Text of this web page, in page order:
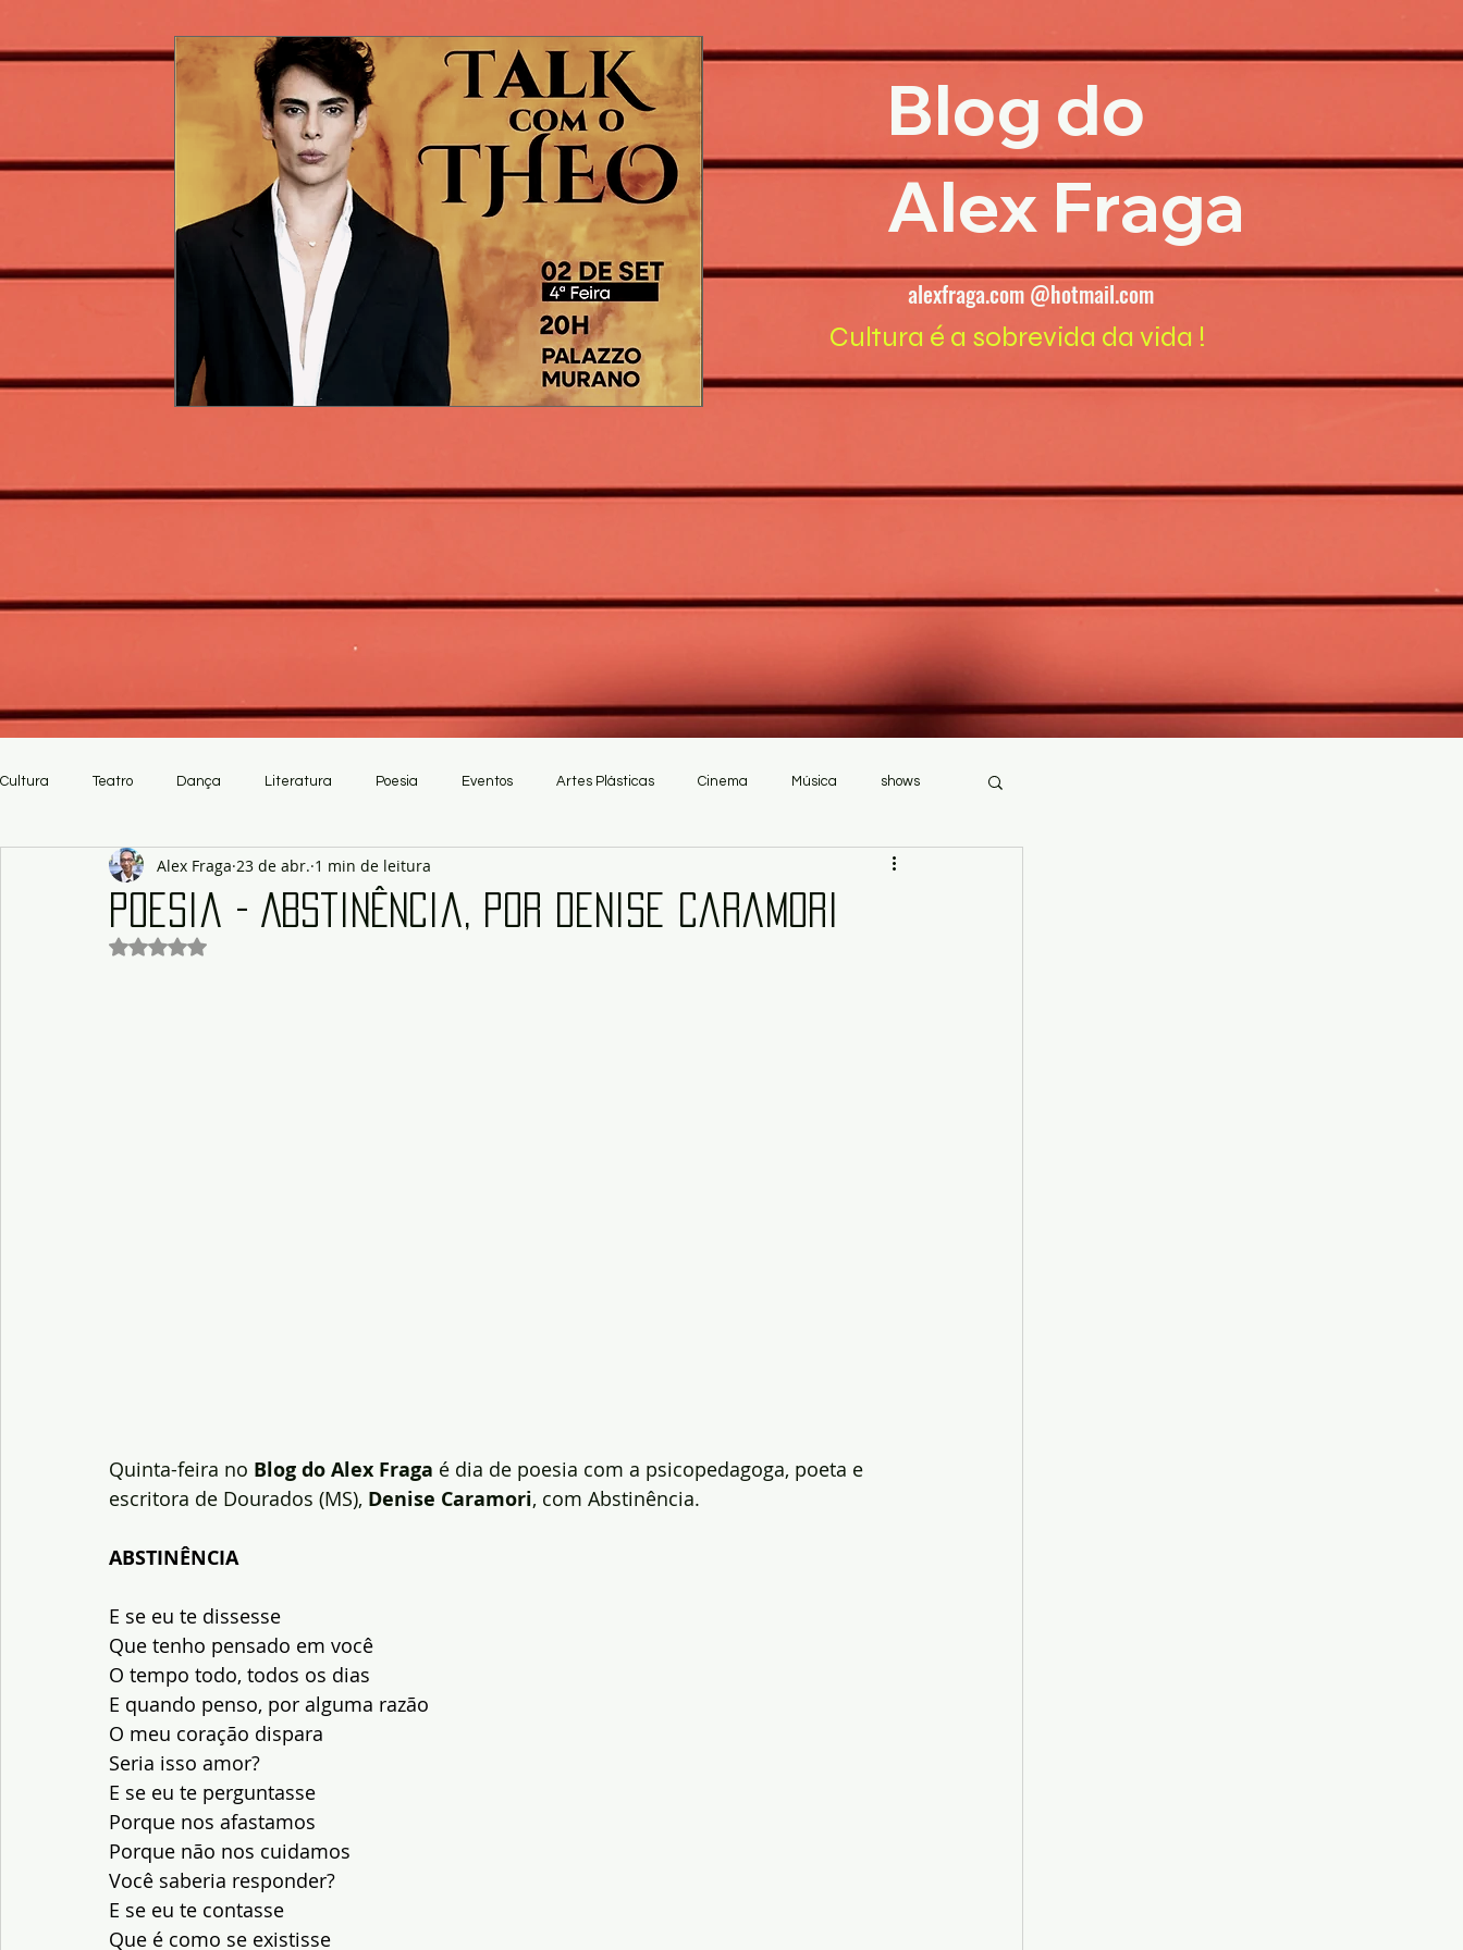
Blog do
Alex Fraga
alexfraga.com @hotmail.com
Cultura é a sobrevida da vida !
Cultura Teatro Dança Literatura Poesia Eventos Artes Plásticas Cinema Música shows
Artesanato
Poesia - Abstinência, por Denise Caramori
Alex Fraga 23 de abr. 1 min de leitura
Avaliado com NaN de 5 estrelas.
Quinta-feira no Blog do Alex Fraga é dia de poesia com a psicopedagoga, poeta e
escritora de Dourados (MS), Denise Caramori, com Abstinência.
ABSTINÊNCIA
E se eu te dissesse
Que tenho pensado em você
O tempo todo, todos os dias
E quando penso, por alguma razão
O meu coração dispara
Seria isso amor?
E se eu te perguntasse
Porque nos afastamos
Porque não nos cuidamos
Você saberia responder?
E se eu te contasse
Que é como se existisse